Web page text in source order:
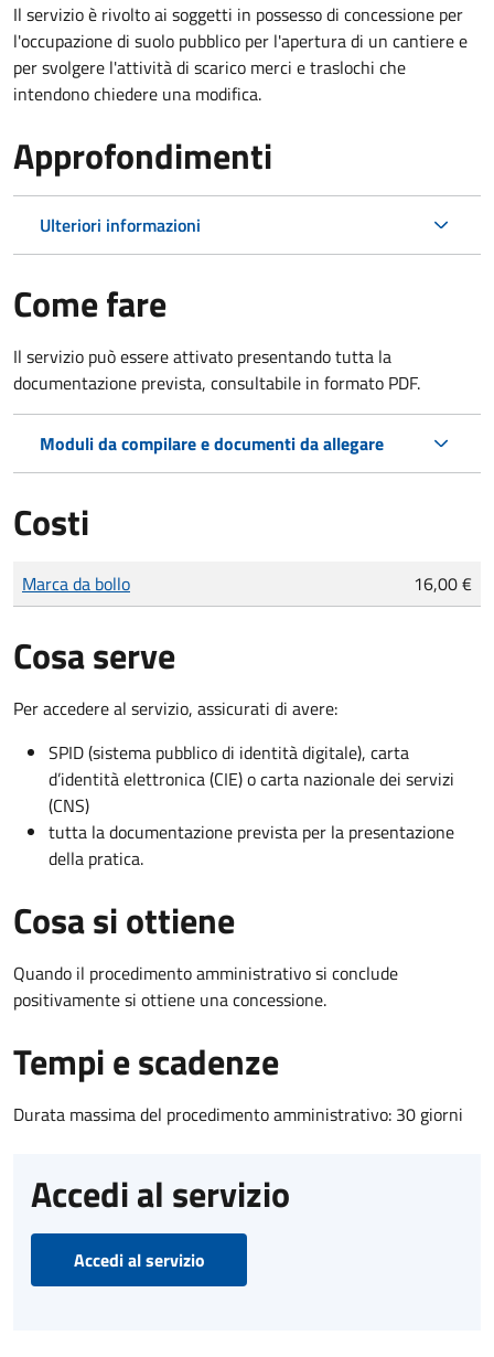
Il servizio è rivolto ai soggetti in possesso di concessione per
l'occupazione di suolo pubblico per l'apertura di un cantiere e
per svolgere l'attività di scarico merci e traslochi che
intendono chiedere una modifica.
Approfondimenti
Ulteriori informazioni
Come fare
Il servizio può essere attivato presentando tutta la
documentazione prevista, consultabile in formato PDF.
Moduli da compilare e documenti da allegare
Costi
Tipo di pagamento
Importo
Marca da bollo 16,00 €
Cosa serve
Per accedere al servizio, assicurati di avere:
SPID (sistema pubblico di identità digitale), carta
d’identità elettronica (CIE) o carta nazionale dei servizi
(CNS)
tutta la documentazione prevista per la presentazione
della pratica.
Cosa si ottiene
Quando il procedimento amministrativo si conclude
positivamente si ottiene una concessione.
Tempi e scadenze
Durata massima del procedimento amministrativo: 30 giorni
Accedi al servizio
Accedi al servizio